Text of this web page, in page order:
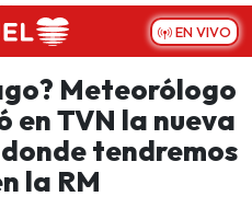
EN VIVO
Meteorólogo
en TVN la nueva
tendremos
la RM